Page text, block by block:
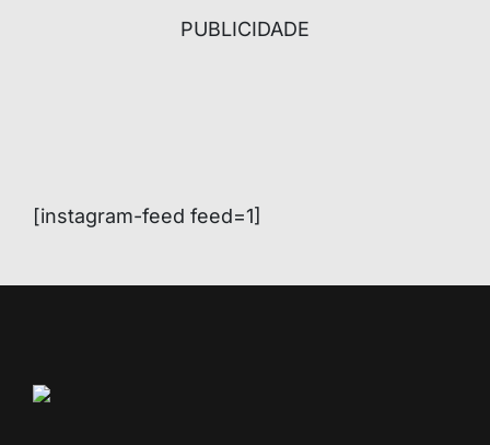
PUBLICIDADE
[instagram-feed feed=1]